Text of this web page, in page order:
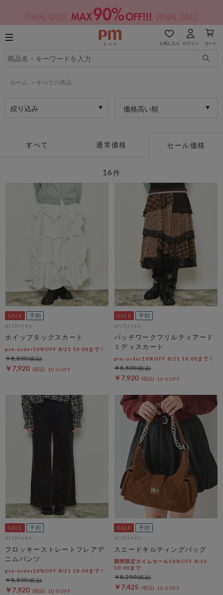
お気に入り ログイン カート
ホーム > すべての商品
絞り込み 価格高い順
すべて 通常価格 セール価格
16件
archives
ホイップタックスカート
pre-order10%OFF 8/21 10:00まで！
￥7,920 10％OFF
￥8,800
archives
パッチワークフリルティアード
ミディスカート
pre-order10%OFF 8/21 10:00まで！
￥7,920 10％OFF
￥8,800
archives
フロッキーストレートフレアデ
ニムパンツ
pre-order10%OFF 8/21 10:00まで！
￥7,920 10％OFF
￥8,800
archives
スエードキルティングバッグ
期間限定タイムセール10%OFF 8/10
10:00まで
￥7,425 10％OFF
￥8,250